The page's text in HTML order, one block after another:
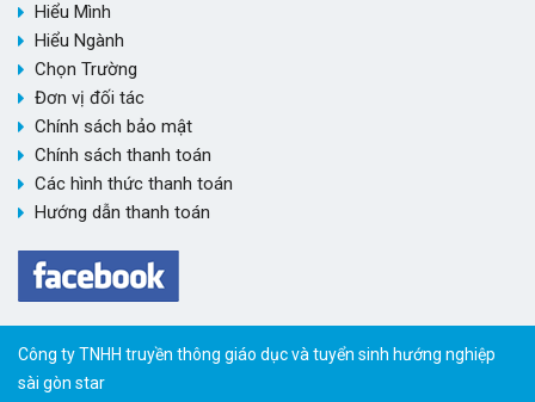
Hiểu Mình
Hiểu Ngành
Chọn Trường
Đơn vị đối tác
Chính sách bảo mật
Chính sách thanh toán
Các hình thức thanh toán
Hướng dẫn thanh toán
Công ty TNHH truyền thông giáo dục và tuyển sinh hướng nghiệp
sài gòn star